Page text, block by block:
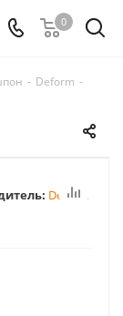
0
- Deform -
Deform